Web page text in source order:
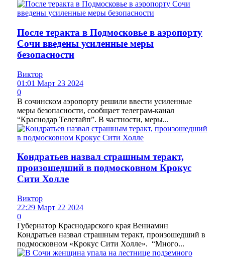
После теракта в Подмосковье в аэропорту
Сочи введены усиленные меры
безопасности
Виктор
01:01 Март 23 2024
0
В сочинском аэропорту решили ввести усиленные
меры безопасности, сообщает телеграм-канал
“Краснодар Телетайп”. В частности, меры...
Кондратьев назвал страшным теракт,
произошедший в подмосковном Крокус
Сити Холле
Виктор
22:29 Март 22 2024
0
Губернатор Краснодарского края Вениамин
Кондратьев назвал страшным теракт, произошедший в
подмосковном «Крокус Сити Холле». “Много...